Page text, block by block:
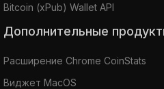
Bitcoin (xPub) Wallet API
Дополнительные
Расширение Chrome CoinStats
Виджет MacOS